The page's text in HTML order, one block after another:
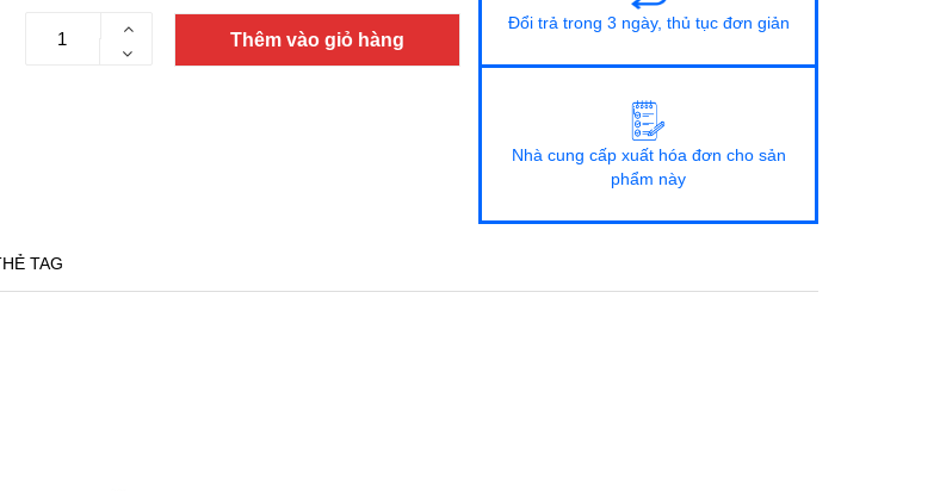
Thêm vào giỏ hàng
Đổi trả trong 3 ngày, thủ tục đơn giản
Nhà cung cấp xuất hóa đơn cho sản
phẩm này
TAG